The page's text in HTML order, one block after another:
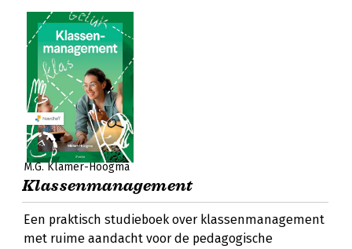
M.G. Klamer-Hoogma
Klassenmanagement
Een praktisch studieboek over klassenmanagement
met ruime aandacht voor de pedagogische